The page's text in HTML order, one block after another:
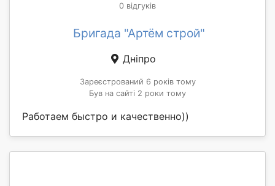
0 відгуків
Бригада "Артём строй"
Дніпро
Зареєстрований 6 років тому
Був на сайті 2 роки тому
Работаем быстро и качественно))